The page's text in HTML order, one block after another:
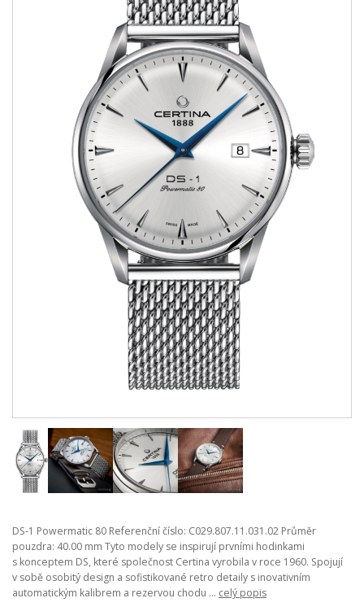
DS-1 Powermatic 80 Referenční číslo: C029.807.11.031.02 Průměr
pouzdra: 40.00 mm Tyto modely se inspirují prvními hodinkami
s konceptem DS, které společnost Certina vyrobila v roce 1960. Spojují
v sobě osobitý design a sofistikované retro detaily s inovativním
automatickým kalibrem a rezervou chodu ... celý popis